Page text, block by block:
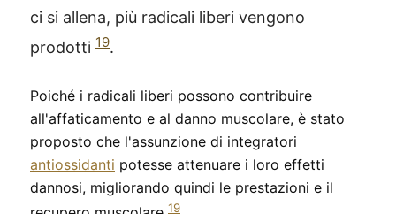
ci si allena, più radicali liberi vengono
prodotti 19.
Poiché i radicali liberi possono contribuire
all'affaticamento e al danno muscolare, è stato
proposto che l'assunzione di integratori
antiossidanti potesse attenuare i loro effetti
dannosi, migliorando quindi le prestazioni e il
19